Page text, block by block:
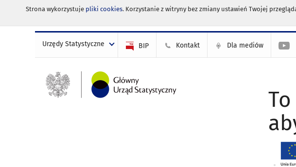
Strona wykorzystuje pliki cookies. Korzystanie z witryny bez zmiany ustawień Twojej
Urzędy Statystyczne BIP Kontakt Dla mediów